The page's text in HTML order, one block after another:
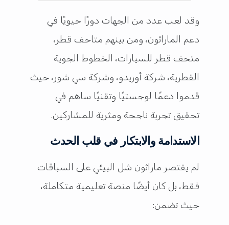
وقد لعب عدد من الجهات دورًا حيويًا في
دعم الماراثون، ومن بينهم متاحف قطر،
متحف قطر للسيارات، الخطوط الجوية
القطرية، شركة أوريدو، وشركة سي شور، حيث
قدموا دعمًا لوجستيًا وتقنيًا ساهم في
تحقيق تجربة ناجحة ومثرية للمشاركين.
الاستدامة والابتكار في قلب الحدث
لم يقتصر ماراثون شل البيئي على السباقات
فقط، بل كان أيضًا منصة تعليمية متكاملة،
حيث تضمن: